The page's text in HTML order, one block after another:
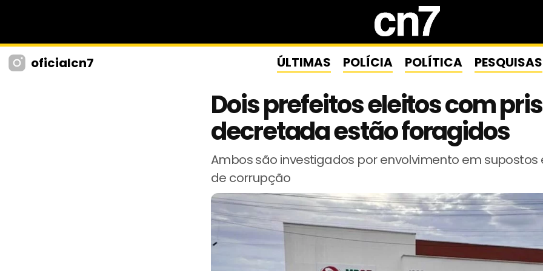
oficialcn7 ÚLTIMAS POLÍCIA POLÍTICA PESQUISAS
Dois prefeitos eleitos com
decretada estão foragidos
Ambos são investigados por envolvimento em
de corrupção